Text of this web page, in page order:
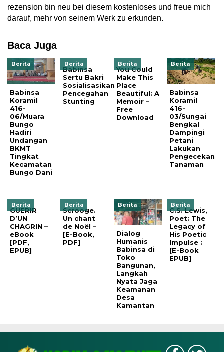
rezension bin neu bei diesem kostenloses und freue mich
darauf, mehr von seinem Werk zu erkunden.
Baca Juga
Berita
Babinsa
Koramil
416-
06/Muara
Bungo
Hadiri
Undangan
BKMT
Tingkat
Kecamatan
Bungo Dani
Berita
Babinsa
Sertu Bakri
Sosialisasikan
Pencegahan
Stunting
Berita
You Could
Make This
Place
Beautiful: A
Memoir –
Free
Download
Berita
Babinsa
Koramil
416-
03/Sungai
Bengkal
Dampingi
Petani
Lakukan
Pengecekan
Tanaman
Berita
GUERIR
D’UN
CHAGRIN –
eBook
[PDF,
EPUB]
Berita
Scrooge.
Un chant
de Noël –
[E-Book,
PDF]
Berita
Dialog
Humanis
Babinsa di
Toko
Bangunan,
Langkah
Nyata Jaga
Keamanan
Desa
Kamantan
Berita
C.S. Lewis,
Poet: The
Legacy of
His Poetic
Impulse :
[E-Book
EPUB]